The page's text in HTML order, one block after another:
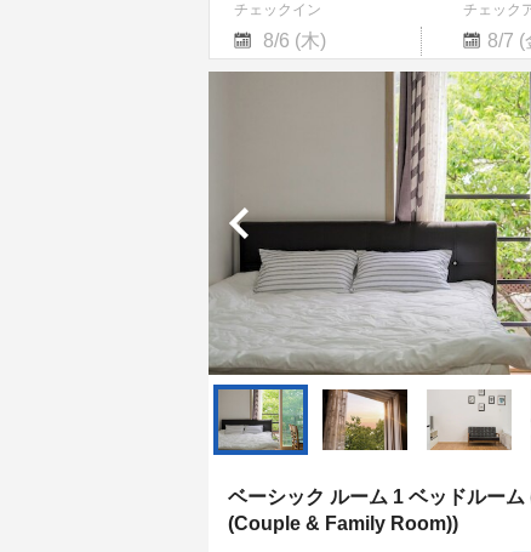
チェックイン チェック
Navigate
and
select
date.
Press
the
question
mark
key
to
get
the
shortcuts
for
backward
to
interact
with
the
calendar
and
select
a
date.
Press
the
question
mark
key
get
for
ベーシック ルーム 1 ベッドルー
(Couple & Family Room))